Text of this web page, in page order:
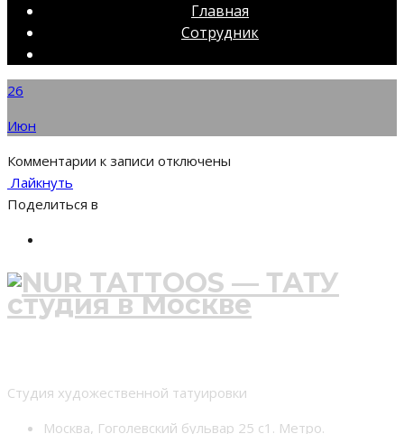
Главная
Сотрудник
26
Июн
Комментарии к записи отключены
Лайкнуть
Поделиться в
Студия художественной татуировки
Москва, Гоголевский бульвар 25 с1. Метро.